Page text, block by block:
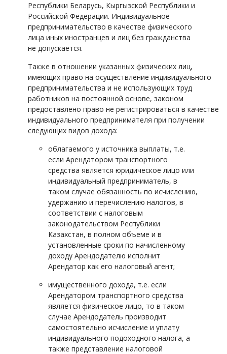
Республики Беларусь, Кыргызской Республики и
Российской Федерации. Индивидуальное
предпринимательство в качестве физического
лица иных иностранцев и лиц без гражданства
не допускается.
Также в отношении указанных физических лиц,
имеющих право на осуществление индивидуального
предпринимательства и не использующих труд
работников на постоянной основе, законом
предоставлено право не регистрироваться в качестве
индивидуального предпринимателя при получении
следующих видов дохода:
облагаемого у источника выплаты, т.е.
если Арендатором транспортного
средства является юридическое лицо или
индивидуальный предприниматель, в
таком случае обязанность по исчислению,
удержанию и перечислению налогов, в
соответствии с налоговым
законодательством Республики
Казахстан, в полном объеме и в
установленные сроки по начисленному
доходу Арендодателю исполнит
Арендатор как его налоговый агент;
имущественного дохода, т.е. если
Арендатором транспортного средства
является физическое лицо, то в таком
случае Арендодатель производит
самостоятельно исчисление и уплату
индивидуального подоходного налога, а
также представление налоговой